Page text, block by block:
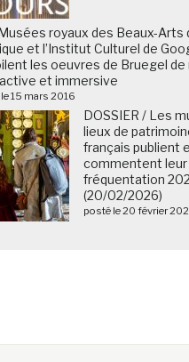
royaux des Beaux-Arts
et l’Institut Culturel de
les oeuvres de Bruegel de
et immersive
15 mars 2016
DOSSIER / Les
lieux de
français publient
commentent leur
fréquentation
(20/02/2026)
posté le 20 février